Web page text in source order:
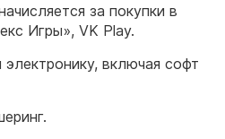
за покупки в
Игры», VK Play.
включая софт